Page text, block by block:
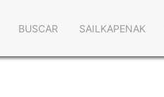
BUSCAR SAILKAPENAK